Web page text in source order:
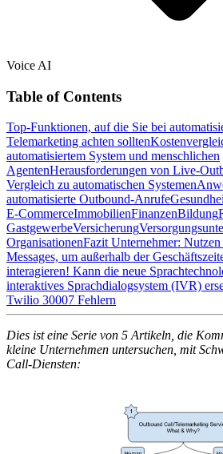
Voice AI
Table of Contents
Top-Funktionen, auf die Sie bei
Telemarketing achten sollten
automatisiertem System und menschlichen
AgentenHerausforderungen von Live-
Vergleich zu automatischen Systemen
automatisierte Outbound-Anrufe
E-CommerceImmobilienFinanzenBildung
GastgewerbeVersicherung
OrganisationenFazit Unternehmer:
Messages, um außerhalb der
interagieren! Kann die neue
interaktives Sprachdialogsystem (IVR)
Twilio 30007 Fehlern
Dies ist eine Serie von 5 Artikeln, die
kleine Unternehmen untersuchen, mit
Call-Diensten: